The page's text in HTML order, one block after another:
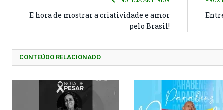
E hora de mostrar a criatividade e amor
pelo Brasil!
CONTEÚDO RELACIONADO